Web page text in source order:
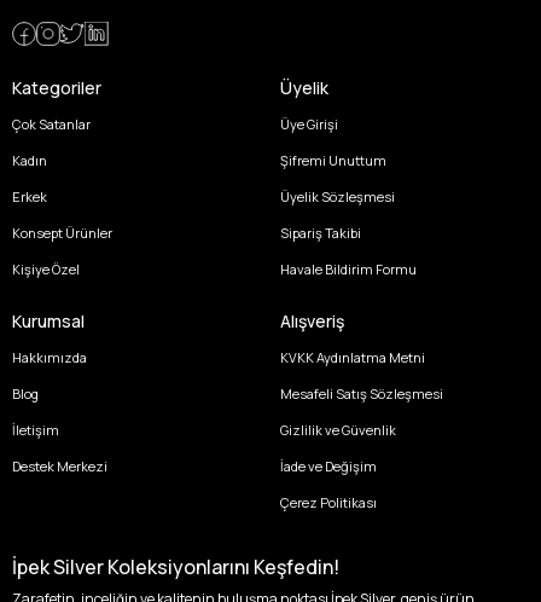
Kategoriler
Çok Satanlar
Kadın
Erkek
Konsept Ürünler
Kişiye Özel
Üyelik
Üye Girişi
Şifremi Unuttum
Üyelik Sözleşmesi
Sipariş Takibi
Havale Bildirim Formu
Kurumsal
Hakkımızda
Blog
İletişim
Destek Merkezi
Alışveriş
KVKK Aydınlatma Metni
Mesafeli Satış Sözleşmesi
Gizlilik ve Güvenlik
İade ve Değişim
Çerez Politikası
İpek Silver Koleksiyonlarını Keşfedin!